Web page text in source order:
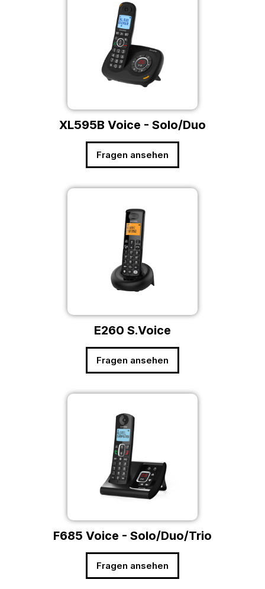
XL595B Voice - Solo/Duo
Fragen ansehen
E260 S.Voice
Fragen ansehen
F685 Voice - Solo/Duo/Trio
Fragen ansehen